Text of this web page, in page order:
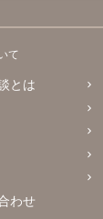
て
とは
わせ